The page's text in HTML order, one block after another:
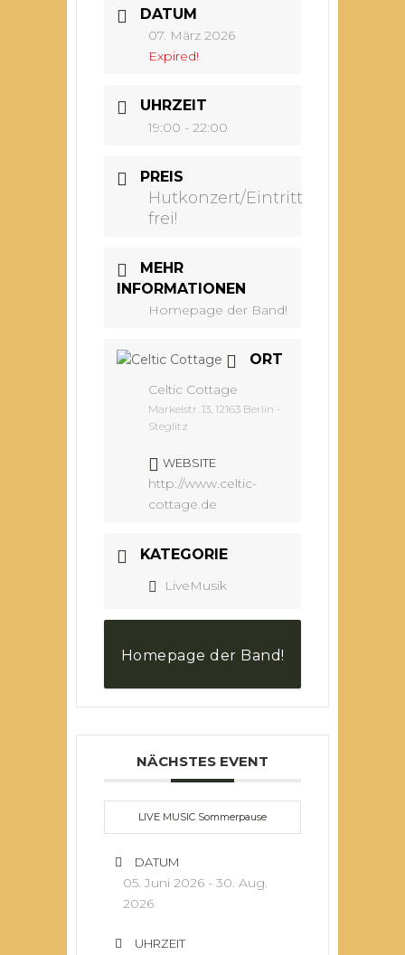
DATUM
07. März 2026
Expired!
UHRZEIT
19:00 - 22:00
PREIS
Hutkonzert/Eintritt
frei!
MEHR
INFORMATIONEN
Homepage der Band!
ORT
Celtic Cottage
Markelstr. 13, 12163 Berlin -
Steglitz
WEBSITE
http://www.celtic-
cottage.de
KATEGORIE
LiveMusik
Homepage der Band!
NÄCHSTES EVENT
LIVE MUSIC Sommerpause
DATUM
05. Juni 2026 - 30. Aug.
2026
UHRZEIT